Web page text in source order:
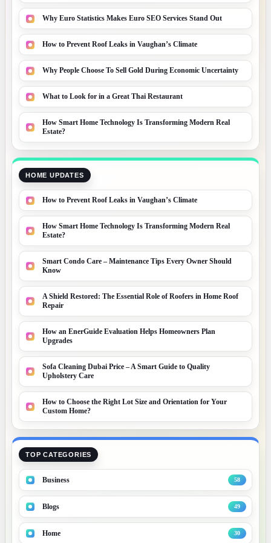
Why Euro Statistics Makes Euro SEO Services Stand Out
How to Prevent Roof Leaks in Vaughan’s Climate
Why People Choose To Sell Gold During Economic Uncertainty
What to Look for in a Great Thai Restaurant
How Smart Home Technology Is Transforming Modern Real
Estate?
HOME UPDATES
How to Prevent Roof Leaks in Vaughan’s Climate
How Smart Home Technology Is Transforming Modern Real
Estate?
Smart Condo Care – Maintenance Tips Every Owner Should
Know
A Shield Restored: The Essential Role of Roofers in Home Roof
Repair
How an EnerGuide Evaluation Helps Homeowners Plan
Upgrades
Sofa Cleaning Dubai Price – A Smart Guide to Quality
Upholstery Care
How to Choose the Right Lot Size and Orientation for Your
Custom Home?
TOP CATEGORIES
Business 58
Blogs 49
Home 30